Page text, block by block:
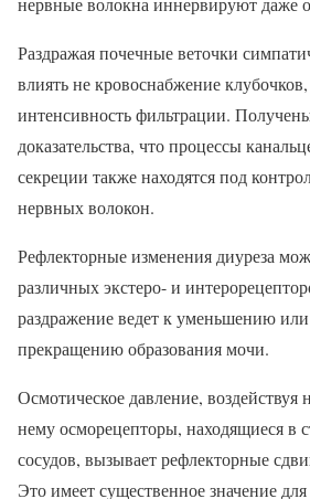
Раздражая почечные веточки
влиять не кровоснабжение
интенсивность фильтрации.
доказательства, что процессы
секреции также находятся под
нервных волокон.
Рефлекторные изменения диуреза
различных экстеро- и
раздражение ведет к уменьшению
прекращению образования мочи.
Осмотическое давление, воздействуя
нему осморецепторы, находящиеся в
сосудов, вызывает рефлекторные
Это имеет существенное значение